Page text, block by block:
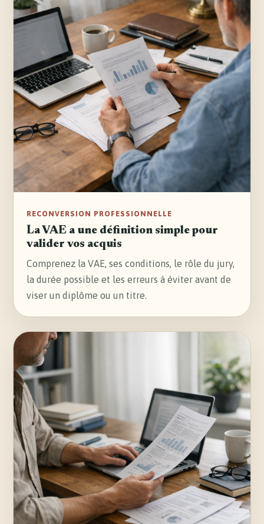
RECONVERSION PROFESSIONNELLE
La VAE a une définition simple pour
valider vos acquis
Comprenez la VAE, ses conditions, le rôle du jury,
la durée possible et les erreurs à éviter avant de
viser un diplôme ou un titre.